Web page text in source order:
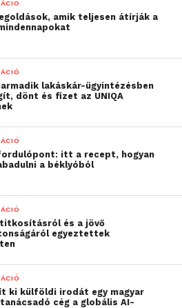
mindegyik robot egyedi
Ráadásul lezárt képernyőn
használnak, és minden
valós időben
úgy alakították ki,
nélkül is igénybe lehessen
A szervezetek
automatizálni a
és projektjeiket, majd
kiterjeszthetik azokat
arra is lehetőséget biztosít,
ahol az egyes részlegek
is összeállíthatják a
amik teljesen átírják a
lakáskár-ügyintézésben
dönt és fizet az UNIQA
itt a recept, hogyan
a béklyóból
és a jövő
egyeztettek
ki külföldi irodát egy magyar
cég a globális AI-